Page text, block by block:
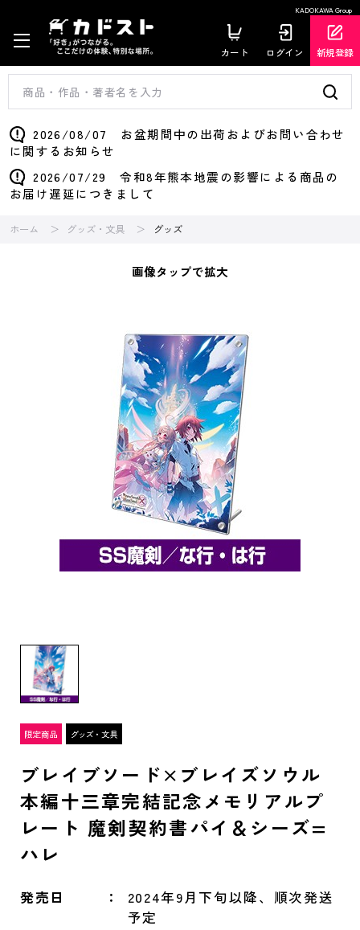
KADOKAWA Group
カート ログイン 新規登録
2026/08/07 お盆期間中の出荷およびお問い合わせ
に関するお知らせ
2026/07/29 令和8年熊本地震の影響による商品の
お届け遅延につきまして
ホーム グッズ・文具 グッズ
画像タップで拡大
ブレイブソード×ブレイズソウル
本編十三章完結記念メモリアルプ
レート 魔剣契約書パイ＆シーズ=
ハレ
発売日
2024年9月下旬以降、順次発送
予定